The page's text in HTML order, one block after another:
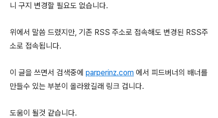
니 구지 변경할 필요도 없습니다.
위에서 말씀 드렸지만, 기존 RSS 주소로 접속해도 변경된 RSS주
소로 접속됩니다.
이 글을 쓰면서 검색중에 parperinz.com 에서 피드버너의 배너를
만들수 있는 부분이 올라왔길래 링크 겁니다.
도움이 될것 같습니다.